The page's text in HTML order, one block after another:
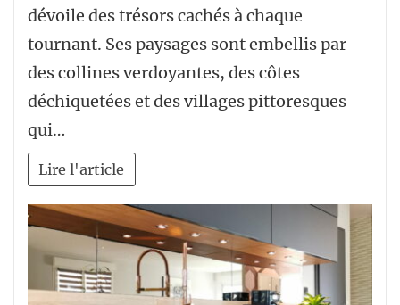
dévoile des trésors cachés à chaque
tournant. Ses paysages sont embellis par
des collines verdoyantes, des côtes
déchiquetées et des villages pittoresques
qui…
Lire l'article